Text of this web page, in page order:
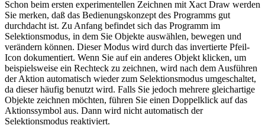
Schon beim ersten experimentellen Zeichnen mit Xact Draw werden
Sie merken, daß das Bedienungskonzept des Programms gut
durchdacht ist. Zu Anfang befindet sich das Programm im
Selektionsmodus, in dem Sie Objekte auswählen, bewegen und
verändern können. Dieser Modus wird durch das invertierte Pfeil-
Icon dokumentiert. Wenn Sie auf ein anderes Objekt klicken, um
beispielsweise ein Rechteck zu zeichnen, wird nach dem Ausführen
der Aktion automatisch wieder zum Selektionsmodus umgeschaltet,
da dieser häufig benutzt wird. Falls Sie jedoch mehrere gleichartige
Objekte zeichnen möchten, führen Sie einen Doppelklick auf das
Aktionssymbol aus. Dann wird nicht automatisch der
Selektionsmodus reaktiviert.